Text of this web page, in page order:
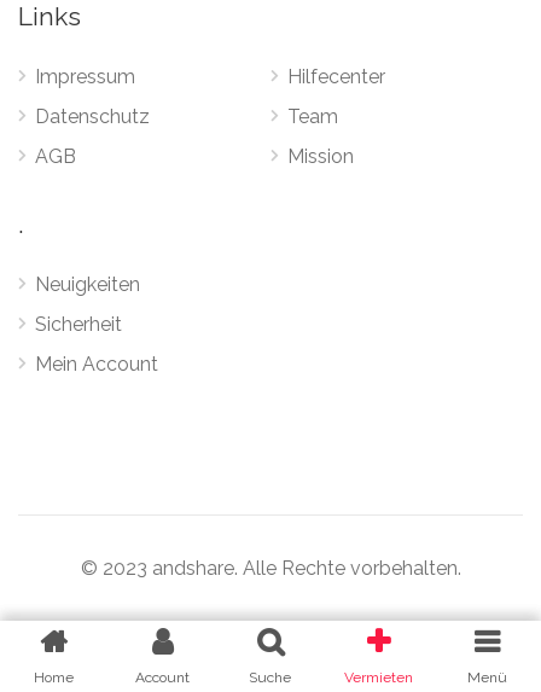
Home Account Suche Vermieten Menü
Links
Impressum
Datenschutz
AGB
Hilfecenter
Team
Mission
.
Neuigkeiten
Sicherheit
Mein Account
© 2023 andshare. Alle Rechte vorbehalten.
Home Account Suche Vermieten Menü